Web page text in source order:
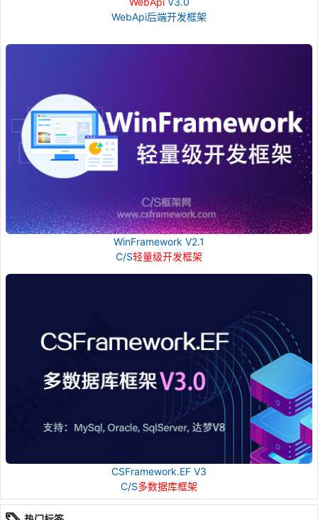
WebApi后端开发框架
WinFramework V2.1
C/S轻量级开发框架
CSFramework.EF V3
C/S多数据库框架